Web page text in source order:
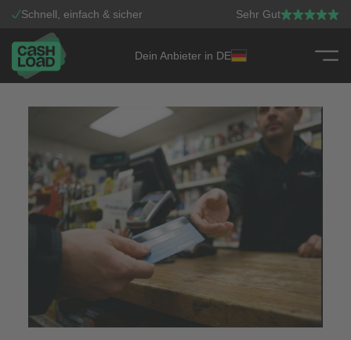
Zum Inhalt springen
Schnell, einfach & sicher Sehr Gut
Dein Anbieter in DE